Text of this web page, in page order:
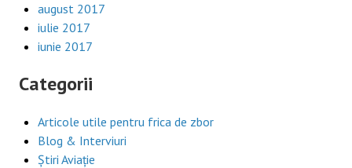
august 2017
iulie 2017
iunie 2017
Categorii
Articole utile pentru frica de zbor
Blog & Interviuri
Știri Aviație